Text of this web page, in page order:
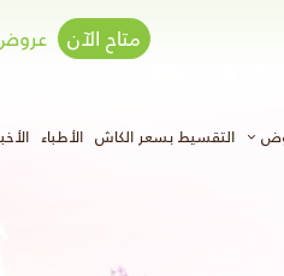
متاح الآن عروض
التقسيط بسعر الكاش الأطباء